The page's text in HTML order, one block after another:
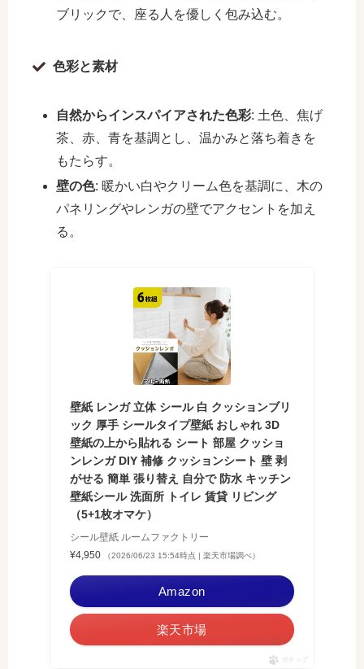
ブリックで、座る人を優しく包み込む。
色彩と素材
自然からインスパイアされた色彩: 土色、焦げ
茶、赤、青を基調とし、温かみと落ち着きを
もたらす。
壁の色: 暖かい白やクリーム色を基調に、木の
パネリングやレンガの壁でアクセントを加え
る。
壁紙 レンガ 立体 シール 白 クッションブリ
ック 厚手 シールタイプ壁紙 おしゃれ 3D
壁紙の上から貼れる シート 部屋 クッショ
ンレンガ DIY 補修 クッションシート 壁 剥
がせる 簡単 張り替え 自分で 防水 キッチン
壁紙シール 洗面所 トイレ 賃貸 リビング
（5+1枚オマケ）
シール壁紙 ルームファクトリー
¥4,950
（2026/06/23 15:54時点 | 楽天市場調べ）
Amazon
楽天市場
ポチップ